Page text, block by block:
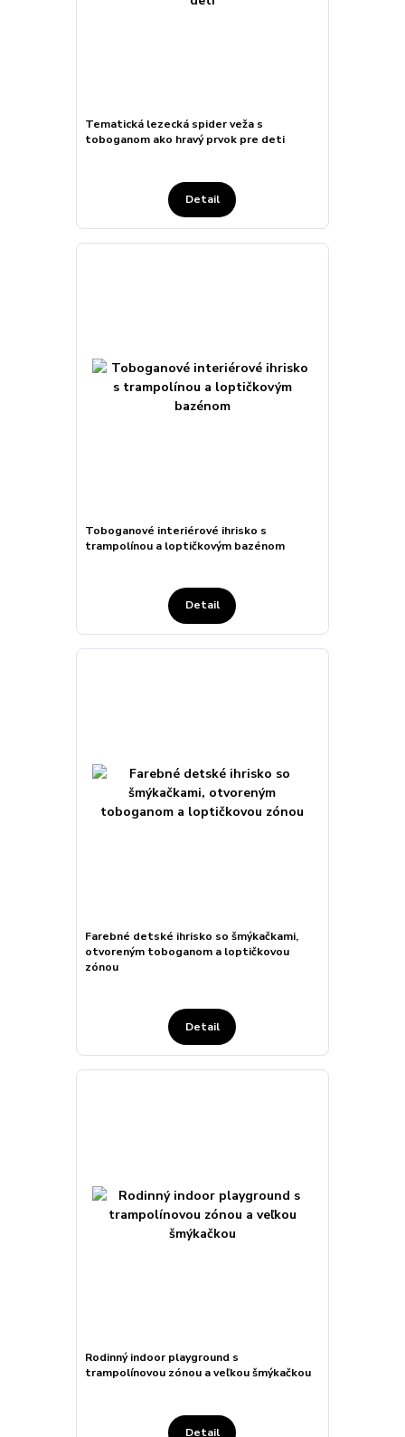
Tematická lezecká spider veža s
toboganom ako hravý prvok pre deti
Detail
Toboganové interiérové ihrisko s
trampolínou a loptičkovým bazénom
Detail
Farebné detské ihrisko so šmýkačkami,
otvoreným toboganom a loptičkovou
zónou
Detail
Rodinný indoor playground s
trampolínovou zónou a veľkou šmýkačkou
Detail